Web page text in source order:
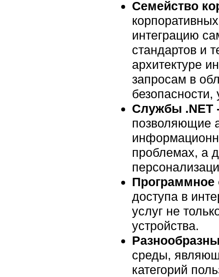
Семейство
интеграцию
стандартов и
архитектуре
запросам в
безопасности,
Службы .NET
позволяющие
проблемах, а
Программное
доступа в
услуг не
устройства.
среды,
категорий